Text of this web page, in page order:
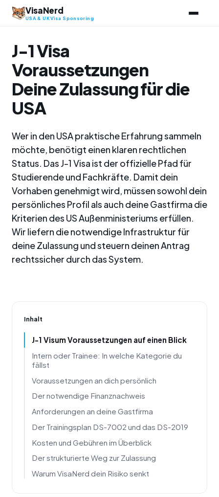
Zum
Inhalt
VisaNerd
USA & UK Visa Sponsoring
J-1 Visa
Voraussetzungen
Deine Zulassung für die
USA
Wer in den USA praktische Erfahrung sammeln
möchte, benötigt einen klaren rechtlichen
Status. Das J-1 Visa ist der offizielle Pfad für
Studierende und Fachkräfte. Damit dein
Vorhaben genehmigt wird, müssen sowohl dein
persönliches Profil als auch deine Gastfirma die
Kriterien des US Außenministeriums erfüllen.
Wir liefern die notwendige Infrastruktur für
deine Zulassung und steuern deinen Antrag
rechtssicher durch das System.
Inhalt
J-1 Visum Voraussetzungen auf einen Blick
Intern oder Trainee: In welche Kategorie du
fällst
Voraussetzungen an dich persönlich
Der notwendige Finanznachweis
Anforderungen an deine Gastfirma
Der Trainingsplan DS-7002 und das DS-2019
Kosten und Gebühren im Überblick
Der strukturierte Weg zur Zulassung
Warum VisaNerd dein Risiko senkt